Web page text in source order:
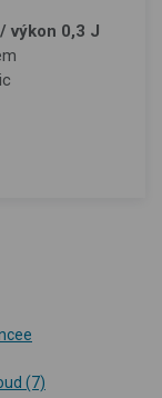
výkon 0,3 J
(7)